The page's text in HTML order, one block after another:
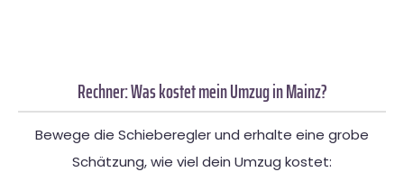
Rechner: Was kostet mein Umzug in Mainz?
Bewege die Schieberegler und erhalte eine grobe
Schätzung, wie viel dein Umzug kostet: